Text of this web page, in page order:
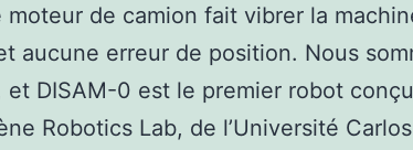
moteur de camion fait vibrer la
aucune erreur de position. Nous
et DISAM-0 est le premier robot
Robotics Lab, de l’Université